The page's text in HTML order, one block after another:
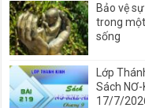
Bảo vệ
trong
sống
Lớp
Sách
17/7/